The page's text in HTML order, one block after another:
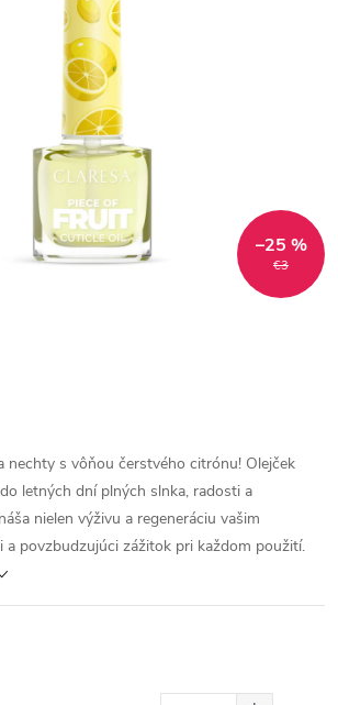
€3
–25 %
nechty s vôňou čerstvého citrónu! Olejček
letných dní plných slnka, radosti a
nielen výživu a regeneráciu vašim
a povzbudzujúci zážitok pri každom použití.